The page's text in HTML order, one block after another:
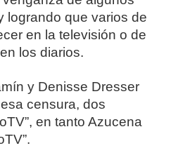
logrando que varios de
en la televisión o de
los diarios.
y Denisse Dresser
censura, dos
en tanto Azucena